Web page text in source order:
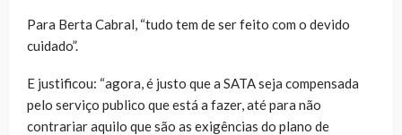
Para Berta Cabral, “tudo tem de ser feito com o devido
cuidado”.
E justificou: “agora, é justo que a SATA seja compensada
pelo serviço publico que está a fazer, até para não
contrariar aquilo que são as exigências do plano de